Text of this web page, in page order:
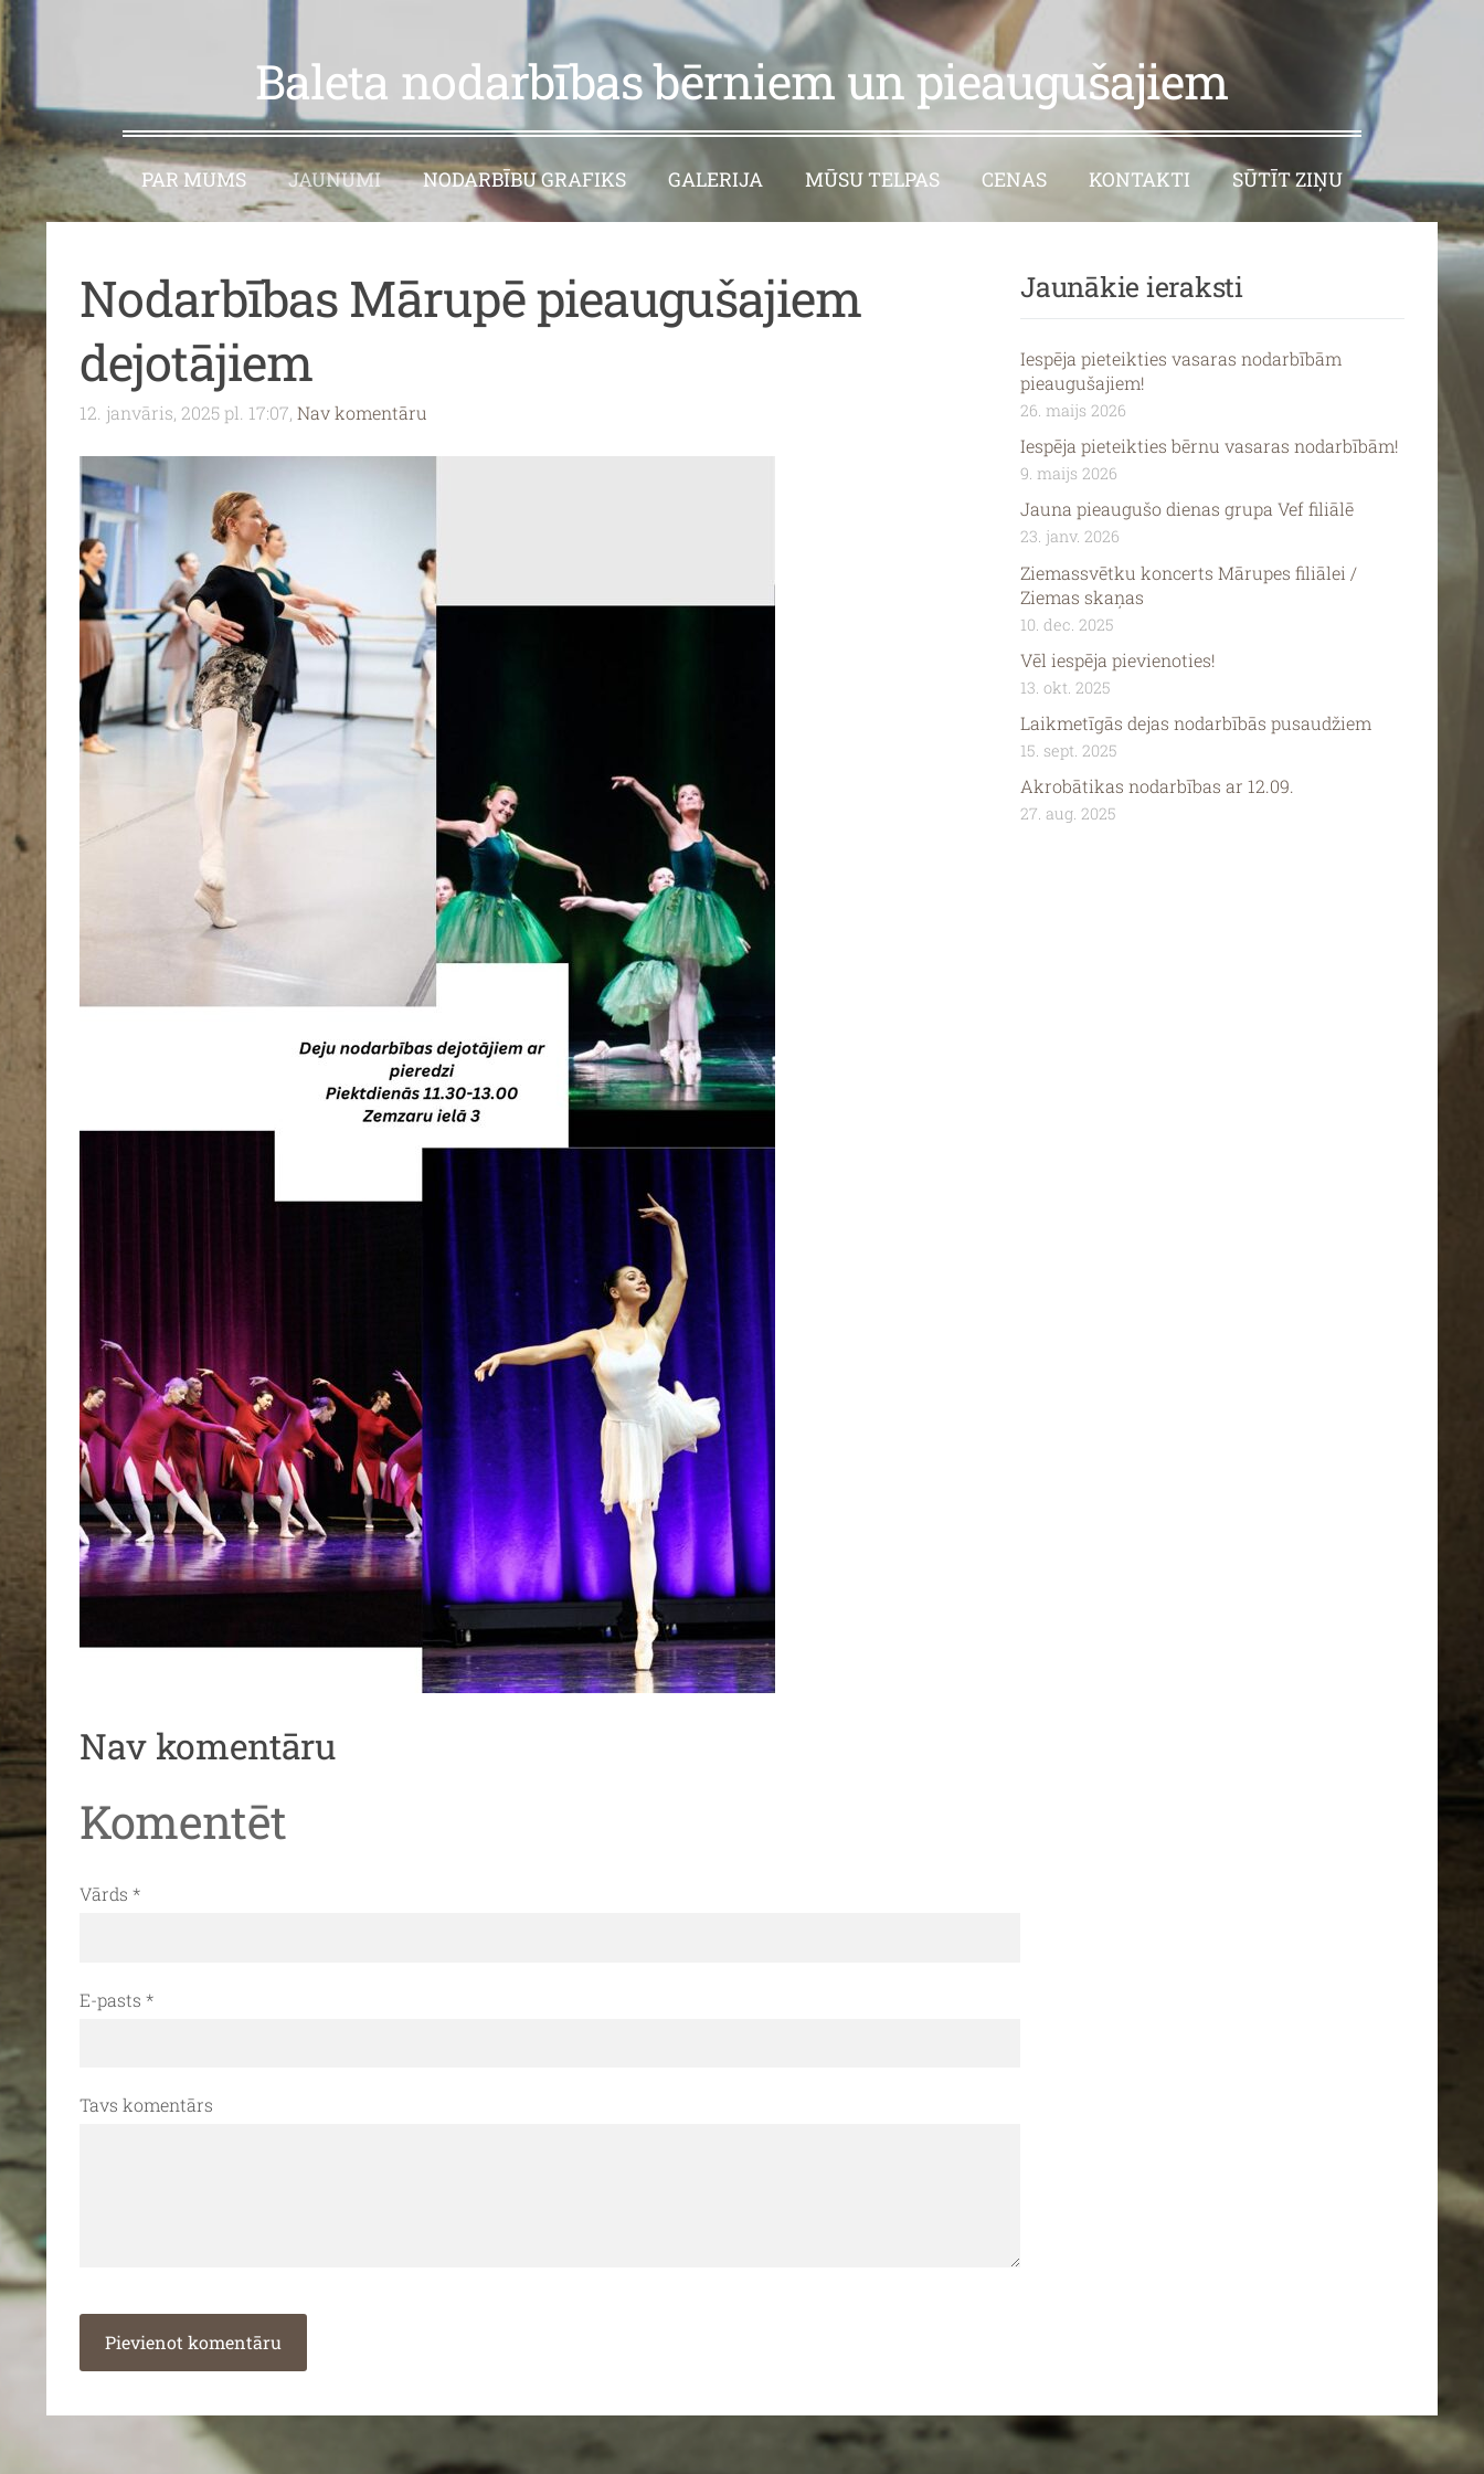
Baleta nodarbības bērniem un pieaugušajiem
PAR MUMS JAUNUMI NODARBĪBU GRAFIKS GALERIJA MŪSU TELPAS CENAS KONTAKTI SŪTĪT ZIŅU
Jaunākie ieraksti
Iespēja pieteikties vasaras nodarbībām
pieaugušajiem!
26. maijs 2026
Iespēja pieteikties bērnu vasaras nodarbībām!
9. maijs 2026
Jauna pieaugušo dienas grupa Vef filiālē
23. janv. 2026
Ziemassvētku koncerts Mārupes filiālei /
Ziemas skaņas
10. dec. 2025
Vēl iespēja pievienoties!
13. okt. 2025
Laikmetīgās dejas nodarbībās pusaudžiem
15. sept. 2025
Akrobātikas nodarbības ar 12.09.
27. aug. 2025
Nodarbības Mārupē pieaugušajiem
dejotājiem
12. janvāris, 2025 pl. 17:07, Nav komentāru
Nav komentāru
Komentēt
Vārds *
E-pasts *
Tavs komentārs